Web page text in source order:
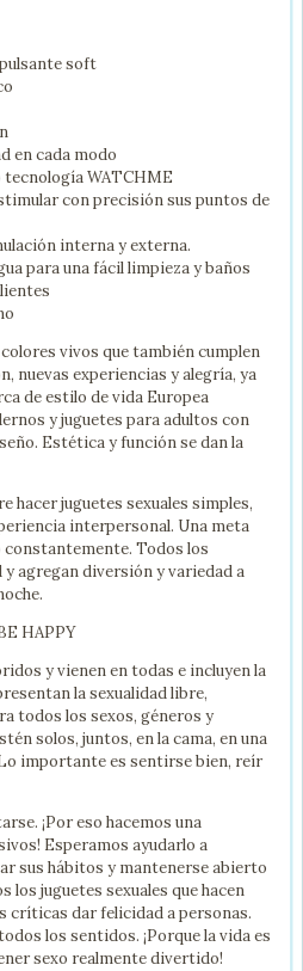
soft
en cada modo
WATCHME
con precisión sus puntos de
interna y externa.
para una fácil limpieza y baños
vivos que también cumplen
nuevas experiencias y alegría, ya
de estilo de vida Europea
y juguetes para adultos con
Estética y función se dan la
hacer juguetes sexuales simples,
interpersonal. Una meta
constantemente. Todos los
y agregan diversión y variedad a
HAPPY
y vienen en todas e incluyen la
la sexualidad libre,
todos los sexos, géneros y
solos, juntos, en la cama, en una
importante es sentirse bien, reír
¡Por eso hacemos una
Esperamos ayudarlo a
sus hábitos y mantenerse abierto
los juguetes sexuales que hacen
críticas dar felicidad a personas.
los sentidos. ¡Porque la vida es
sexo realmente divertido!